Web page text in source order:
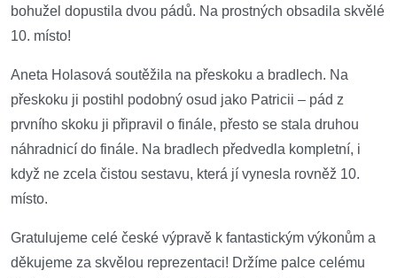
bohužel dopustila dvou pádů. Na prostných obsadila skvělé
10. místo!
Aneta Holasová soutěžila na přeskoku a bradlech. Na
přeskoku ji postihl podobný osud jako Patricii – pád z
prvního skoku ji připravil o finále, přesto se stala druhou
náhradnicí do finále. Na bradlech předvedla kompletní, i
když ne zcela čistou sestavu, která jí vynesla rovněž 10.
místo.
Gratulujeme celé české výpravě k fantastickým výkonům a
děkujeme za skvělou reprezentaci! Držíme palce celému